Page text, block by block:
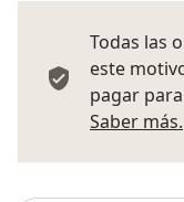
Todas las
este
pagar
Saber más.